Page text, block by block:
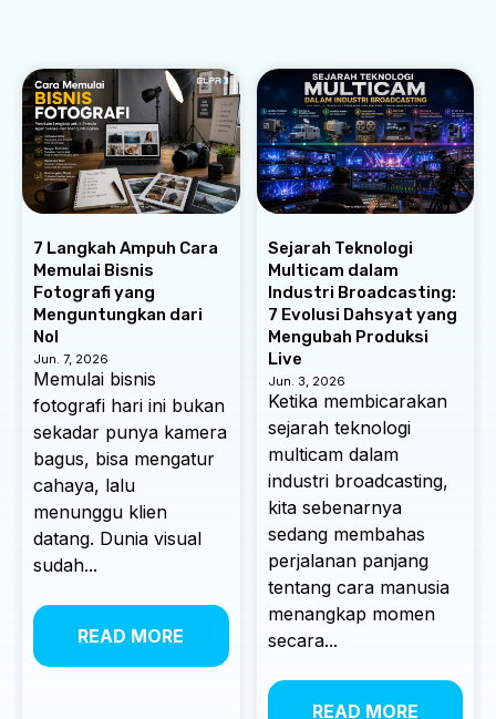
7 Langkah Ampuh Cara
Memulai Bisnis
Fotografi yang
Menguntungkan dari
Nol
Jun. 7, 2026
Memulai bisnis
fotografi hari ini bukan
sekadar punya kamera
bagus, bisa mengatur
cahaya, lalu
menunggu klien
datang. Dunia visual
sudah...
READ MORE
Sejarah Teknologi
Multicam dalam
Industri Broadcasting:
7 Evolusi Dahsyat yang
Mengubah Produksi
Live
Jun. 3, 2026
Ketika membicarakan
sejarah teknologi
multicam dalam
industri broadcasting,
kita sebenarnya
sedang membahas
perjalanan panjang
tentang cara manusia
menangkap momen
secara...
READ MORE